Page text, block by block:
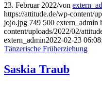
23. Februar 2022/von
https://attitude.de/wp-content/
jojo.jpg 749 500 extern_admin
content/uploads/2022/02/
extern_admin2022-02-23
Tänzerische Früherziehung
Saskia Traub